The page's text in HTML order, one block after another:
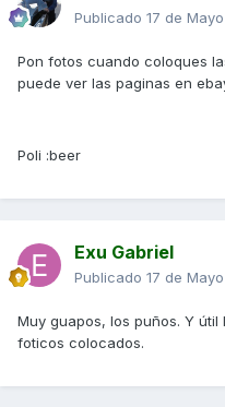
Publicado 17 de
Pon fotos cuando coloques
puede ver las paginas en
Poli :beer
Exu Gabriel
Publicado 17 de
Muy guapos, los puños. Y
foticos colocados.